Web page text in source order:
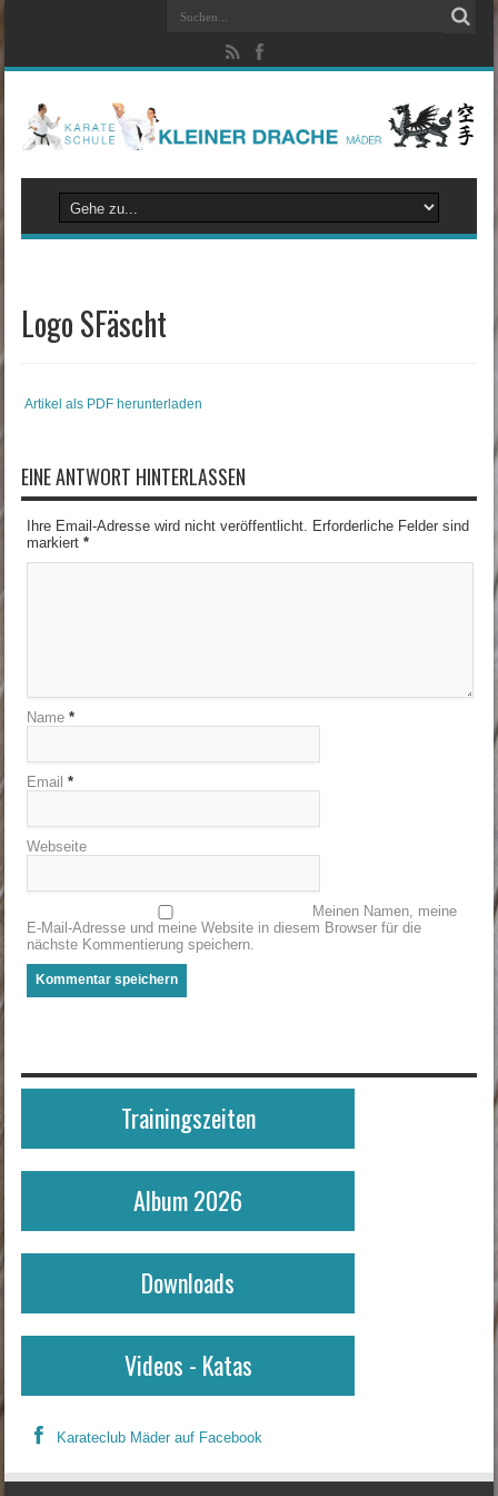
Logo SFäscht
Artikel als PDF herunterladen
EINE ANTWORT HINTERLASSEN
Ihre Email-Adresse wird nicht veröffentlicht. Erforderliche Felder sind
markiert *
Name *
Email *
Webseite
Meinen Namen, meine
E-Mail-Adresse und meine Website in diesem Browser für die
nächste Kommentierung speichern.
Trainingszeiten
Album 2026
Downloads
Videos - Katas
Karateclub Mäder auf Facebook